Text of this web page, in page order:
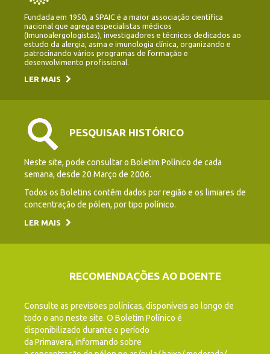
Fundada em 1950, a SPAIC é a maior associação científica
nacional que agrega especialistas médicos
(Imunoalergologistas), investigadores e técnicos dedicados ao
estudo da alergia, asma e imunologia clínica, organizando e
patrocinando vários programas de formação e
desenvolvimento profissional.
LER MAIS
PESQUISAR HISTÓRICO
Neste site, pode consultar o Boletim Polínico de cada
semana, desde 20 Março de 2006.
Todos os Boletins contêm dados por região e os limiares de
concentração de pólen, por tipo polínico.
LER MAIS
RECOMENDAÇÕES AO DOENTE
Consulte as previsões polínicas, disponíveis ao longo de
todo o ano neste site. O Boletim Polínico é
disponibilizado durante o período
da Primavera, informando sobre